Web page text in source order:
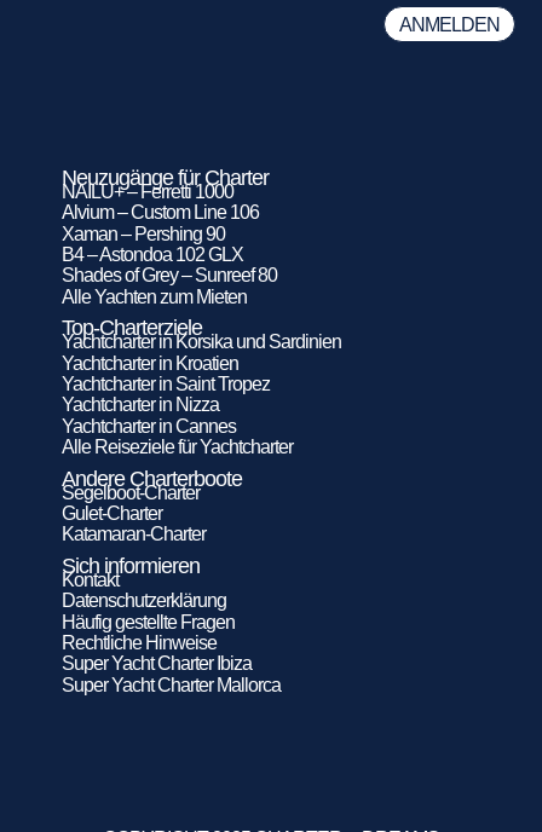
Neuzugänge für Charter
NAILU+ – Ferretti 1000
Alvium – Custom Line 106
Xaman – Pershing 90
B4 – Astondoa 102 GLX
Shades of Grey – Sunreef 80
Alle Yachten zum Mieten
Top-Charterziele
Yachtcharter in Korsika und Sardinien
Yachtcharter in Kroatien
Yachtcharter in Saint Tropez
Yachtcharter in Nizza
Yachtcharter in Cannes
Alle Reiseziele für Yachtcharter
Andere Charterboote
Segelboot-Charter
Gulet-Charter
Katamaran-Charter
Sich informieren
Kontakt
Datenschutzerklärung
Häufig gestellte Fragen
Rechtliche Hinweise
Super Yacht Charter Ibiza
Super Yacht Charter Mallorca